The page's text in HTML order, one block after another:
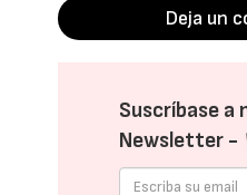
Deja un
Suscríbase a
Newsletter -